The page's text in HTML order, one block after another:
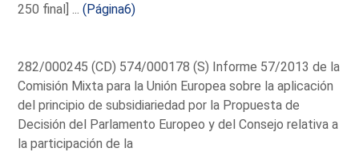
250 final] ...(Página6)
282/000245 (CD) 574/000178 (S) Informe 57/2013 de la
Comisión Mixta para la Unión Europea sobre la aplicación
del principio de subsidiariedad por la Propuesta de
Decisión del Parlamento Europeo y del Consejo relativa a
la participación de la